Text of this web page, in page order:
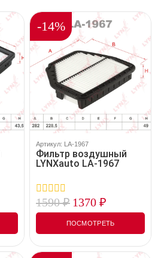
-14%
Артикул: LA-1967
Фильтр воздушный
LYNXauto LA-1967
0
out
5
1590₽ 1370 ₽
ПОСМОТРЕТЬ